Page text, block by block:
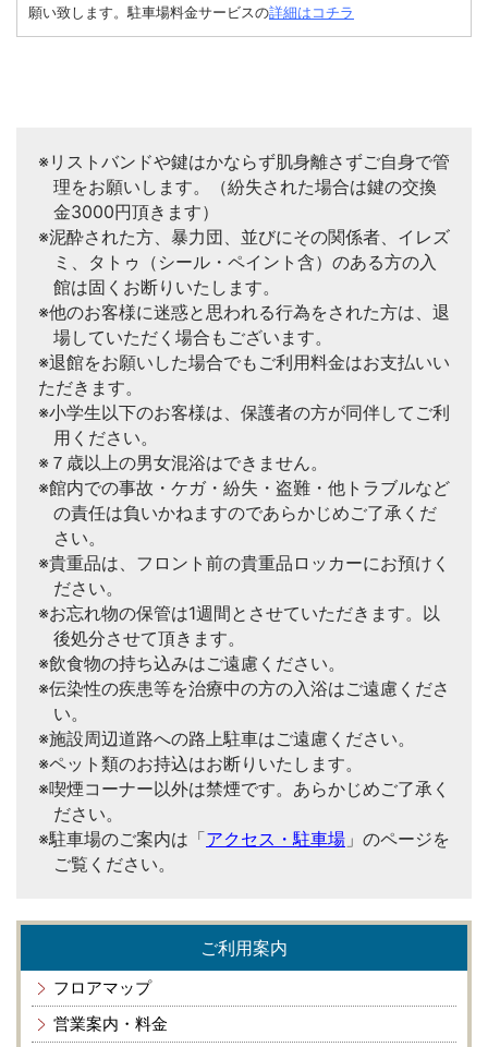
願い致します。駐車場料金サービスの詳細はコチラ
※リストバンドや鍵はかならず肌身離さずご自身で管
理をお願いします。（紛失された場合は鍵の交換
金3000円頂きます）
※泥酔された方、暴力団、並びにその関係者、イレズ
ミ、タトゥ（シール・ペイント含）のある方の入
館は固くお断りいたします。
※他のお客様に迷惑と思われる行為をされた方は、退
場していただく場合もございます。
※退館をお願いした場合でもご利用料金はお支払いい
ただきます。
※小学生以下のお客様は、保護者の方が同伴してご利
用ください。
※７歳以上の男女混浴はできません。
※館内での事故・ケガ・紛失・盗難・他トラブルなど
の責任は負いかねますのであらかじめご了承くだ
さい。
※貴重品は、フロント前の貴重品ロッカーにお預けく
ださい。
※お忘れ物の保管は1週間とさせていただきます。以
後処分させて頂きます。
※飲食物の持ち込みはご遠慮ください。
※伝染性の疾患等を治療中の方の入浴はご遠慮くださ
い。
※施設周辺道路への路上駐車はご遠慮ください。
※ペット類のお持込はお断りいたします。
※喫煙コーナー以外は禁煙です。あらかじめご了承く
ださい。
※駐車場のご案内は「アクセス・駐車場 」のページを
ご覧ください。
ご利用案内
フロアマップ
営業案内・料金